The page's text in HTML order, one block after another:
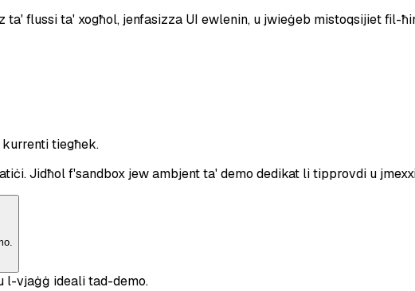
flussi ta' xogħol, jenfasizza UI ewlenin, u jwieġeb mistoqsijiet fil-
tiegħek.
Jidħol f'sandbox jew ambjent ta' demo dedikat li tipprovdi u
l-vjaġġ ideali tad-demo.